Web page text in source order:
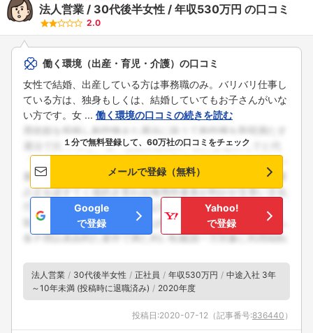
法人営業 30代後半女性 年収530万円 の口コミ
2.0
働く環境（出産・育児・介護）の口コミ
女性で結婚、出産している方は事務職のみ。バリバリ仕事し
ている方は、独身もしくは、結婚していてもお子さんがいな
い方です。女 ... 働く環境の口コミの続きを読む
１分で無料登録して、60万社の口コミをチェック
メールで登録（無料）
Google
で登録
Yahoo!
で登録
法人営業 30代後半女性 正社員 年収530万円
中途入社 3年
～10年未満 (投稿時に退職済み)
2020年度
投稿日:2020-07-12 （記事番号:836440 ）